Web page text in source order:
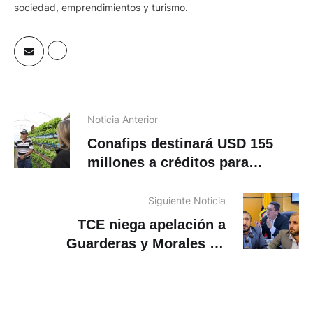
sociedad, emprendimientos y turismo.
Noticia Anterior
Conafips destinará USD 155
millones a créditos para
Siguiente Noticia
TCE niega apelación a
Guarderas y Morales de